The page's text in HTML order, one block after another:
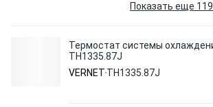
Показать еще
Термостат системы
TH1335.87J
VERNET TH1335.87J